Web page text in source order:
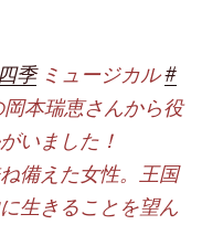
季ミュージカル#
本瑞恵さんから役
いました！
備えた女性。王国
生きることを望ん